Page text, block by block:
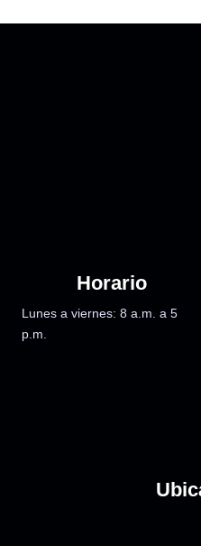
Horario
Lunes a viernes: 8 a.m. a 5
p.m.